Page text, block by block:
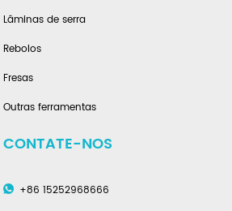
Lâminas de serra
Rebolos
Fresas
Outras ferramentas
CONTATE-NOS
+86 15252968666